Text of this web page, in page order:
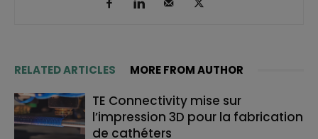
RELATED ARTICLES MORE FROM AUTHOR
TE Connectivity mise sur
l’impression 3D pour la fabrication
de cathéters